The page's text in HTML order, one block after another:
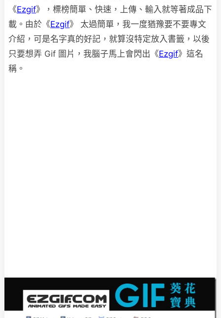
《Ezgif》，標榜簡單、快速，上傳、輸入就等著成品下
載。由於《Ezgif》 太過簡單，我一度猶豫要不要專文
介紹，可是名字真的好記，就算沒特定放入書籤，以後
只要想弄 Gif 圖片，我腦子馬上會閃出《Ezgif》這名
稱。